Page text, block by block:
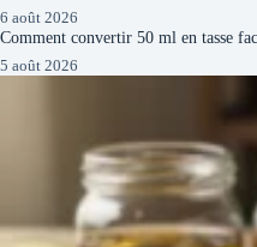
6 août 2026
Comment convertir 50 ml en tasse
5 août 2026